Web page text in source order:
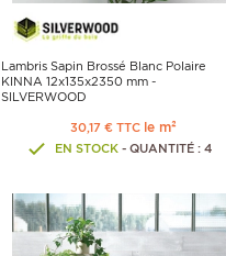
Lambris Sapin Brossé Blanc Polaire
KINNA 12x135x2350 mm -
SILVERWOOD
30,17 € TTC le m²
EN STOCK- QUANTITÉ : 4